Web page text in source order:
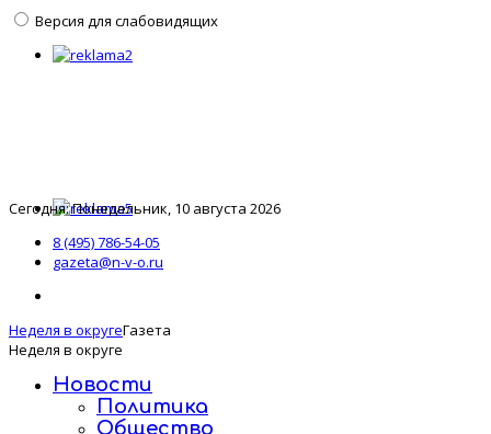
Версия для слабовидящих
Сегодня: Понедельник, 10 августа 2026
8 (495) 786-54-05
gazeta@n-v-o.ru
Неделя в округеГазета
Неделя в округе
Новости
Политика
Общество